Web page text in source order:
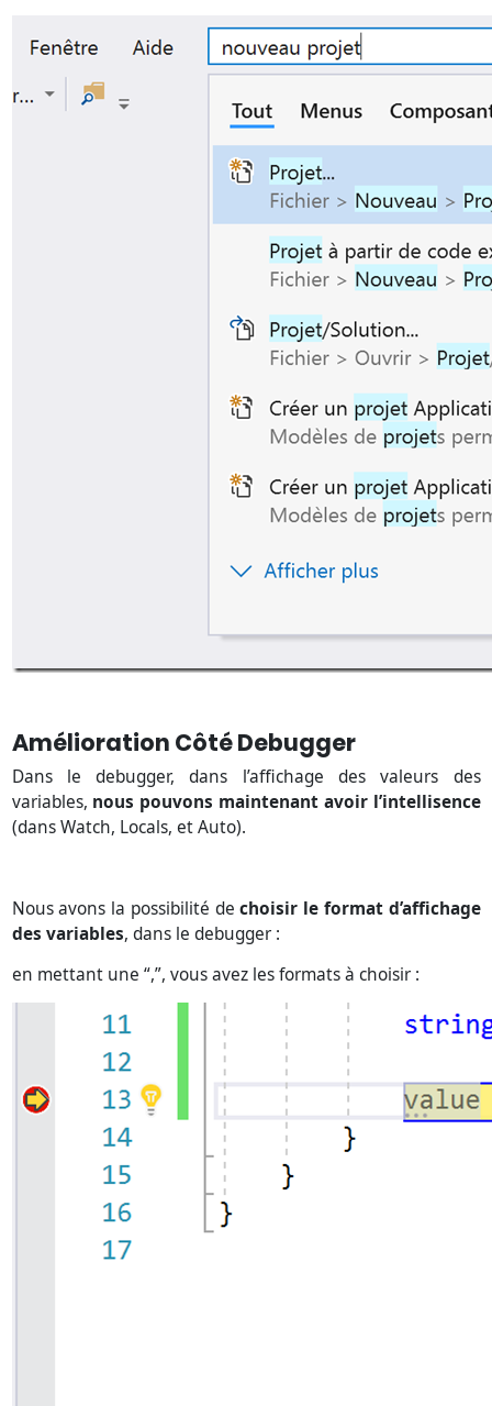
Amélioration Côté Debugger
Dans le debugger, dans l’affichage des valeurs des
variables, nous pouvons maintenant avoir l’intellisence
(dans Watch, Locals, et Auto).
Nous avons la possibilité dechoisir le format d’affichage
des variables, dans le debugger :
en mettant une “,”, vous avez les formats à choisir :